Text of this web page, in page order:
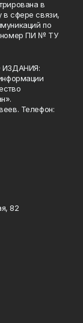
в
в сфере связи,
по
номер ПИ № ТУ
ИЗДАНИЯ:
Телефон:
82